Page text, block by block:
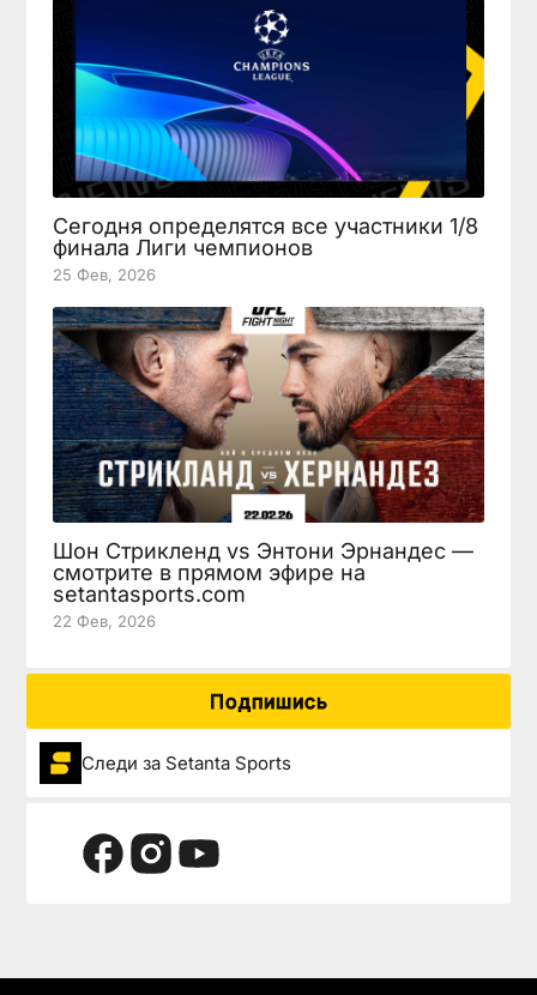
Сегодня определятся все участники 1/8
финала Лиги чемпионов
25 Фев, 2026
Шон Стрикленд vs Энтони Эрнандес —
смотрите в прямом эфире на
setantasports.com
22 Фев, 2026
Подпишись
Следи за Setanta Sports